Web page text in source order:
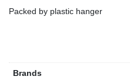
Packed by plastic hanger
Brands